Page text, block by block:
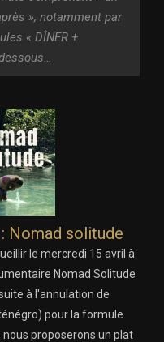
», notamment par
« DÎNER +
Nomad solitude
le mercredi 15 avril à
Nomad Solitude
à l'annulation de
pour la formule
nous proposerons un plat